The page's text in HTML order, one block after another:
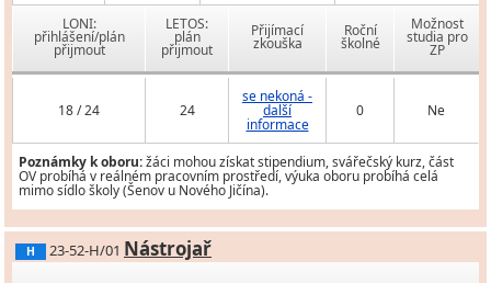
LONI:
přihlášení/plán
přijmout
LETOS:
plán
přijmout
Přijímací
zkouška
Roční
školné
Možnost
studia pro
ZP
18 / 24 24
se nekoná -
další
informace
0 Ne
Poznámky k oboru:žáci mohou získat stipendium, svářečský kurz, část
OV probíhá v reálném pracovním prostředí, výuka oboru probíhá celá
mimo sídlo školy (Šenov u Nového Jičína).
H 23-52-H/01 Nástrojař